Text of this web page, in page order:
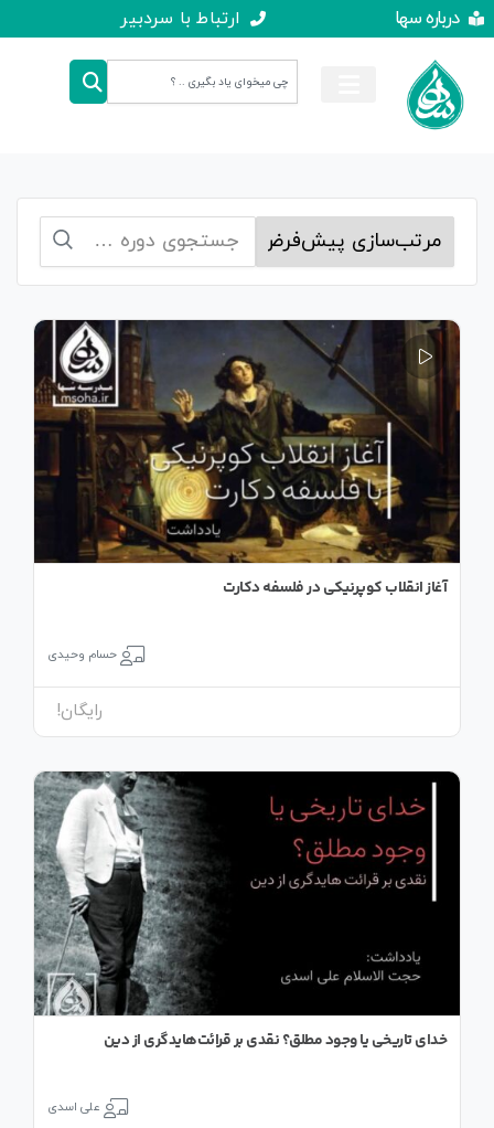
درباره سها ارتباط با سردبیر
آغاز انقلاب کوپرنیکی در فلسفه دکارت
حسام وحیدی
رایگان!
خدای تاریخی یا وجود مطلق؟ نقدی بر قرائت‌هایدگری از دین
علی اسدی